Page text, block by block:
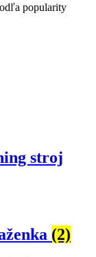
popularity
stroj
(2)